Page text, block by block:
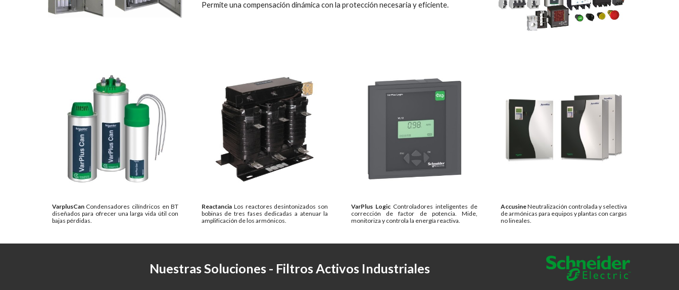
Permite una compensación dinámica con la protección necesaria y eficiente.
VarplusCanCondensadores cilíndricos en BT
diseñados para ofrecer una larga vida útil con
bajas pérdidas.
Reactancia Los reactores desintonizados son
bobinas de tres fases dedicadas a atenuar la
amplificación de los armónicos.
VarPlus LogicControladores inteligentes de
corrección de factor de potencia.Mide,
monitoriza y controla la energía reactiva.
AccusineNeutralización controlada y selectiva
de armónicas para equipos y plantas con cargas
no lineales.
Nuestras Soluciones - Filtros Activos Industriales